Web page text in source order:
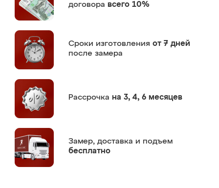
договора всего 10%
Сроки изготовления от 7 дней
после замера
Рассрочка на 3, 4, 6 месяцев
Замер, доставка и подъем
бесплатно